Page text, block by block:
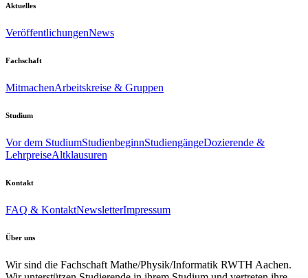
Aktuelles
VeröffentlichungenNews
Fachschaft
MitmachenArbeitskreise & Gruppen
Studium
Vor dem StudiumStudienbeginnStudiengängeDozierende &
LehrpreiseAltklausuren
Kontakt
FAQ & KontaktNewsletterImpressum
Über uns
Wir sind die Fachschaft Mathe/Physik/Informatik RWTH Aachen.